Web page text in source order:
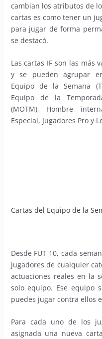
cambian los atributos de
cartas es como tener un
para jugar de forma
se destacó.
Las cartas IF son las más
y se pueden agrupar
Equipo de la Semana
Equipo de la
(MOTM), Hombre
Especial, Jugadores Pro y
Cartas del Equipo de la
Desde FUT 10, cada
jugadores de cualquier
actuaciones reales en la
solo equipo. Ese equipo
puedes jugar contra ellos
Para cada uno de los
asignada una nueva